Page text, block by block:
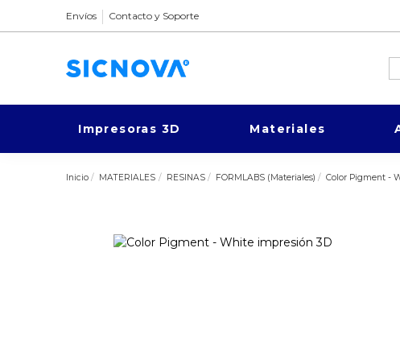
Envíos Contacto y Soporte
Impresoras 3D Materiales
Inicio MATERIALES RESINAS FORMLABS (Materiales) Color Pigment -